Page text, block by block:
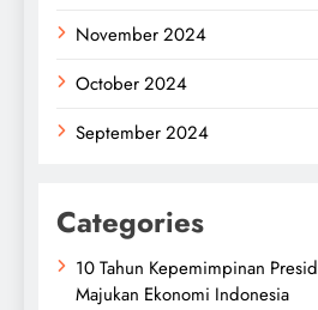
November 2024
October 2024
September 2024
Categories
10 Tahun Kepemimpinan
Majukan Ekonomi Indonesia